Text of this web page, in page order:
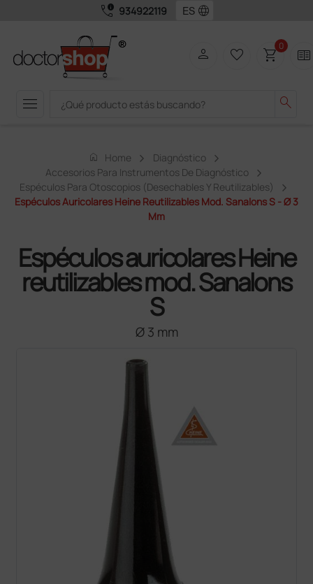
call_quality 934922119 language
menu search
person favorite_border shopping_cart0 two_pager
home Home
Diagnóstico
Accesorios Para Instrumentos De Diagnóstico
Espéculos Para Otoscopios (desechables Y Reutilizables)
Espéculos Auricolares Heine Reutilizables Mod. Sanalons S - Ø 3
Mm
Espéculos auricolares Heine
reutilizables mod. Sanalons
S
Ø 3 mm